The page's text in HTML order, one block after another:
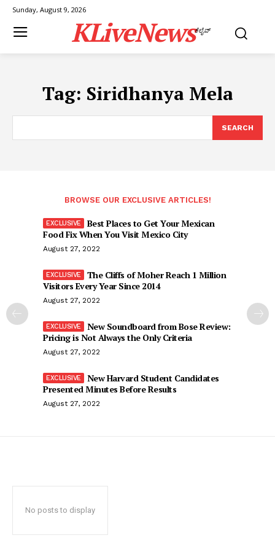
Sunday, August 9, 2026
KLiveNewsಕೆಲೈವ್
Tag: Siridhanya Mela
SEARCH
BROWSE OUR EXCLUSIVE ARTICLES!
Best Places to Get Your Mexican
Food Fix When You Visit Mexico City
August 27, 2022
The Cliffs of Moher Reach 1 Million
Visitors Every Year Since 2014
August 27, 2022
New Soundboard from Bose Review:
Pricing is Not Always the Only Criteria
August 27, 2022
New Harvard Student Candidates
Presented Minutes Before Results
August 27, 2022
No posts to display